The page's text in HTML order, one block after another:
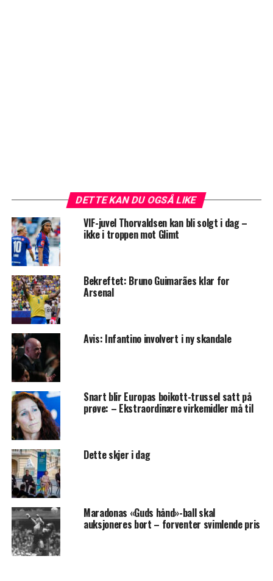
DETTE KAN DU OGSÅ LIKE
VIF-juvel Thorvaldsen kan bli solgt i dag –
ikke i troppen mot Glimt
Bekreftet: Bruno Guimarães klar for
Arsenal
Avis: Infantino involvert i ny skandale
Snart blir Europas boikott-trussel satt på
prøve: – Ekstraordinære virkemidler må til
Dette skjer i dag
Maradonas «Guds hånd»-ball skal
auksjoneres bort – forventer svimlende pris